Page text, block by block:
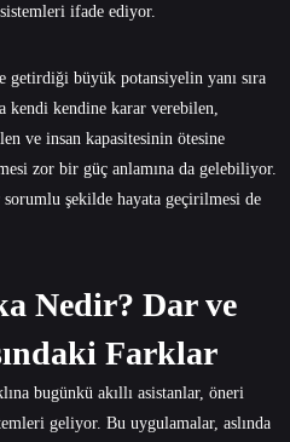
ifade ediyor.
büyük potansiyelin yanı sıra
kendine karar verebilen,
ve insan kapasitesinin ötesine
zor bir güç anlamına da gelebiliyor.
şekilde hayata geçirilmesi de
Nedir? Dar ve
Farklar
bugünkü akıllı asistanlar, öneri
geliyor. Bu uygulamalar, aslında